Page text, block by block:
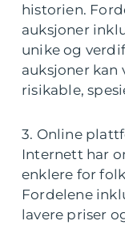
historien.
auksjoner
unike og
auksjoner
risikable,
3. Online
Internett har
enklere for
Fordelene
lavere priser